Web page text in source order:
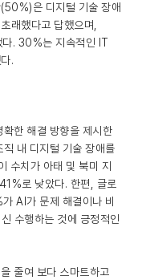
은 디지털 기술 장애
래했다고 답했으며,
. 30%는 지속적인 IT
.
한 해결 방향을 제시한
내 디지털 기술 장애를
수치가 아태 및 북미 지
로 낮았다. 한편, 글로
AI가 문제 해결이나 비
수행하는 것에 긍정적인
줄여 보다 스마트하고